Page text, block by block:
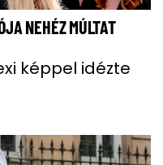
NEHÉZ MÚLTAT
képpel idézte